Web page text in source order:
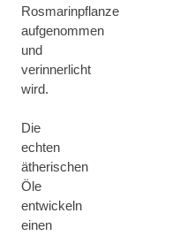
Rosmarinpflanze
aufgenommen
und
verinnerlicht
wird.
Die
echten
ätherischen
Öle
entwickeln
einen